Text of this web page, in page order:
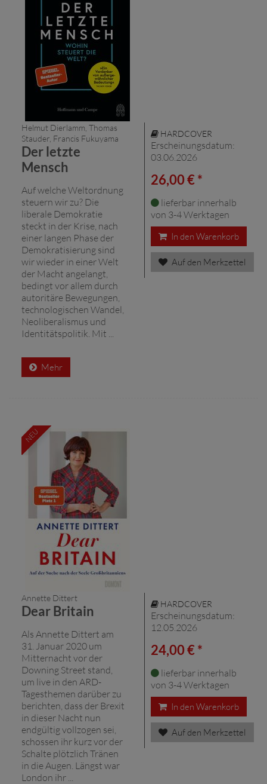
Helmut Dierlamm, Thomas
Stauder, Francis Fukuyama
Der letzte
Mensch
Auf welche Weltordnung
steuern wir zu? Die
liberale Demokratie
steckt in der Krise, nach
einer langen Phase der
Demokratisierung sind
wir wieder in einer Welt
der Macht angelangt,
bedingt vor allem durch
autoritäre Bewegungen,
technologischen Wandel,
Neoliberalismus und
Identitätspolitik. Mit ...
Mehr
HARDCOVER
Erscheinungsdatum:
03.06.2026
26,00 € *
lieferbar innerhalb
von 3-4 Werktagen
In den Warenkorb
Auf den Merkzettel
NEU
Annette Dittert
Dear Britain
Als Annette Dittert am
31. Januar 2020 um
Mitternacht vor der
Downing Street stand,
um live in den ARD-
Tagesthemen darüber zu
berichten, dass der Brexit
in dieser Nacht nun
endgültig vollzogen sei,
schossen ihr kurz vor der
Schalte plötzlich Tränen
in die Augen. Längst war
London ihr ...
HARDCOVER
Erscheinungsdatum:
12.05.2026
24,00 € *
lieferbar innerhalb
von 3-4 Werktagen
In den Warenkorb
Auf den Merkzettel